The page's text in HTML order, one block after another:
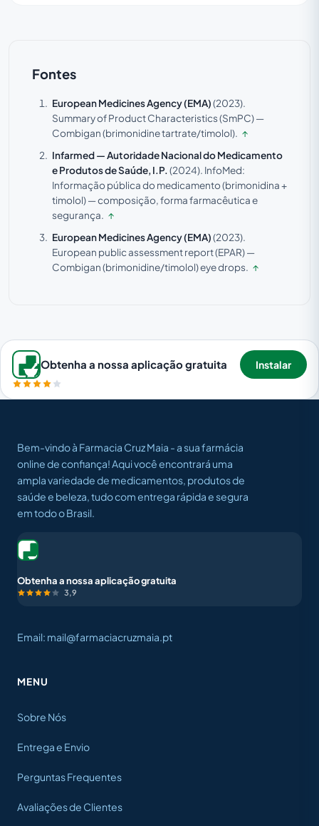
Fontes
European Medicines Agency (EMA)(2023).
Summary of Product Characteristics (SmPC) —
Combigan (brimonidine tartrate/timolol). ↑
Infarmed — Autoridade Nacional do Medicamento
e Produtos de Saúde, I.P.(2024). InfoMed:
Informação pública do medicamento (brimonidina +
timolol) — composição, forma farmacêutica e
segurança. ↑
European Medicines Agency (EMA)(2023).
European public assessment report (EPAR) —
Combigan (brimonidine/timolol) eye drops. ↑
Obtenha a nossa aplicação gratuita Instalar
Bem-vindo à Farmacia Cruz Maia - a sua farmácia
online de confiança! Aqui você encontrará uma
ampla variedade de medicamentos, produtos de
saúde e beleza, tudo com entrega rápida e segura
em todo o Brasil.
Obtenha a nossa aplicação gratuita
3,9
Email: mail@farmaciacruzmaia.pt
MENU
Sobre Nós
Entrega e Envio
Perguntas Frequentes
Avaliações de Clientes